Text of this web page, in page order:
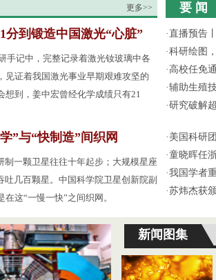
更多>>
分到锻造中国激光“心脏”
手记中，完整记录着激光钕玻璃中各
见证着我国激光事业早期艰难攻坚的
想到，姜中宏曾经化学成绩只有21
”与“快制造”间织网
制一颗卫星往往十年起步；大规模星座
吐几百颗星。中国科学院卫星创新院副
这“一慢一快”之间织网。
要 闻
·直播预告
·科研绘图
· 高校任免
·辅助生殖
·研究破解
· 美国科研
·童晓晖任
·我国学者
·苏炜杰获
新闻图集